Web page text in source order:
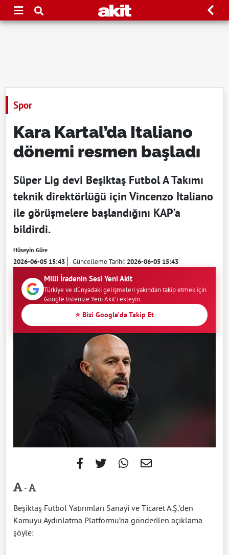
Spor
Kara Kartal’da Italiano
dönemi resmen başladı
Süper Lig devi Beşiktaş Futbol A Takımı
teknik direktörlüğü için Vincenzo Italiano
ile görüşmelere başlandığını KAP’a
bildirdi.
Hüseyin Güre
2026-06-05 15:43 Güncelleme Tarihi:2026-06-05 15:43
Milli İradenin Sesi Yeni Akit
Türkiye ve dünyadaki gelişmeleri yakından takip etmek için
Google listenize Yeni Akit'i ekleyin.
⭐ Bizi Google'da Takip Et
-
Beşiktaş Futbol Yatırımları Sanayi ve Ticaret A.Ş.’den
Kamuyu Aydınlatma Platformu’na gönderilen açıklama
şöyle: